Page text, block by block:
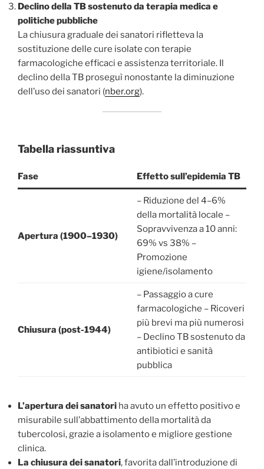
Declino della TB sostenuto da terapia medica e
politiche pubbliche
La chiusura graduale dei sanatori rifletteva la
sostituzione delle cure isolate con terapie
farmacologiche efficaci e assistenza territoriale. Il
declino della TB proseguì nonostante la diminuzione
dell’uso dei sanatori (nber.org).
Tabella riassuntiva
Fase Effetto sull’epidemia TB
Apertura (1900–1930)
– Riduzione del 4–6%
della mortalità locale –
Sopravvivenza a 10 anni:
69% vs 38% –
Promozione
igiene/isolamento
Chiusura (post-1944)
– Passaggio a cure
farmacologiche – Ricoveri
più brevi ma più numerosi
– Declino TB sostenuto da
antibiotici e sanità
pubblica
L’apertura dei sanatori ha avuto un effetto positivo e
misurabile sull’abbattimento della mortalità da
tubercolosi, grazie a isolamento e migliore gestione
clinica.
La chiusura dei sanatori, favorita dall’introduzione di